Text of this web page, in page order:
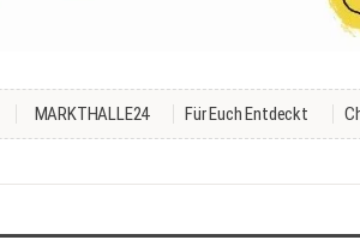
MARKTHALLE24 Für Euch Entdeckt